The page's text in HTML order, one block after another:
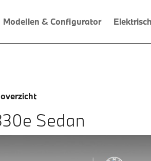
Modellen & Configurator Elektrisch
Sedan